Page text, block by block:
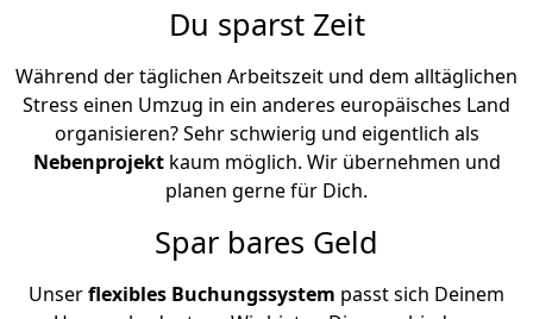
Du sparst Zeit
Während der täglichen Arbeitszeit und dem alltäglichen
Stress einen Umzug in ein anderes europäisches Land
organisieren? Sehr schwierig und eigentlich als
Nebenprojekt kaum möglich. Wir übernehmen und
planen gerne für Dich.
Spar bares Geld
Unserflexibles Buchungssystem passt sich Deinem